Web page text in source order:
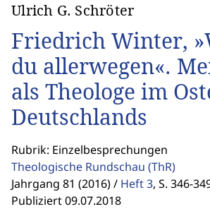
Ulrich G. Schröter
Friedrich Winter,
du allerwegen«.
als Theologe im
Deutschlands
Rubrik: Einzelbesprechungen
Theologische Rundschau (ThR)
Jahrgang 81 (2016) / Heft 3, S. 346-
Publiziert 09.07.2018